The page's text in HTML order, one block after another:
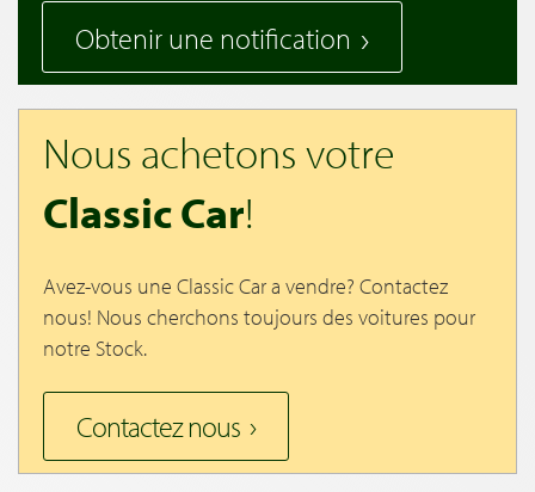
Obtenir une notification
Nous achetons votre
Classic Car!
Avez-vous une Classic Car a vendre? Contactez
nous! Nous cherchons toujours des voitures pour
notre Stock.
Contactez nous